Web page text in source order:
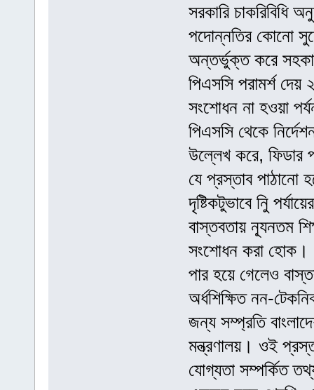
সরকারি চাকরিবিধি
পদোন্নতির কোনো
অন্তর্ভুক্ত করে
পিএসসি পরামর্শ
সংশোধন না হওয়া
পিএসসি থেকে
উল্লেখ করে, ফিডার
যে প্রস্তাব পাঠানো
দৃষ্টিকটুভাবে নিু
বাস্তবতায় ন্যূনতম
সংশোধন করা হোক।
পার হয়ে গেলেও
অর্ধশিক্ষিত নন-
জন্য সম্প্রতি
মন্ত্রণালয়। ওই
যোগ্যতা সম্পর্কিত